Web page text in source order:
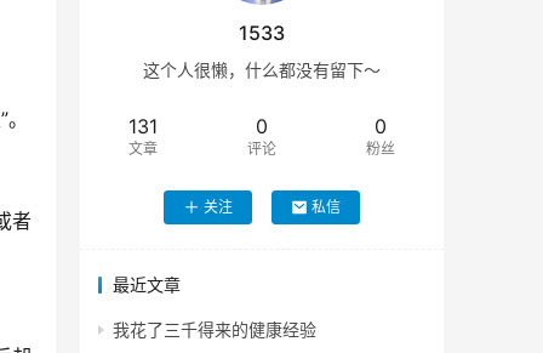
者
1533
这个人很懒，什么都没有留下～
131
文章
0
评论
0
粉丝
关注 私信
最近文章
我花了三千得来的健康经验